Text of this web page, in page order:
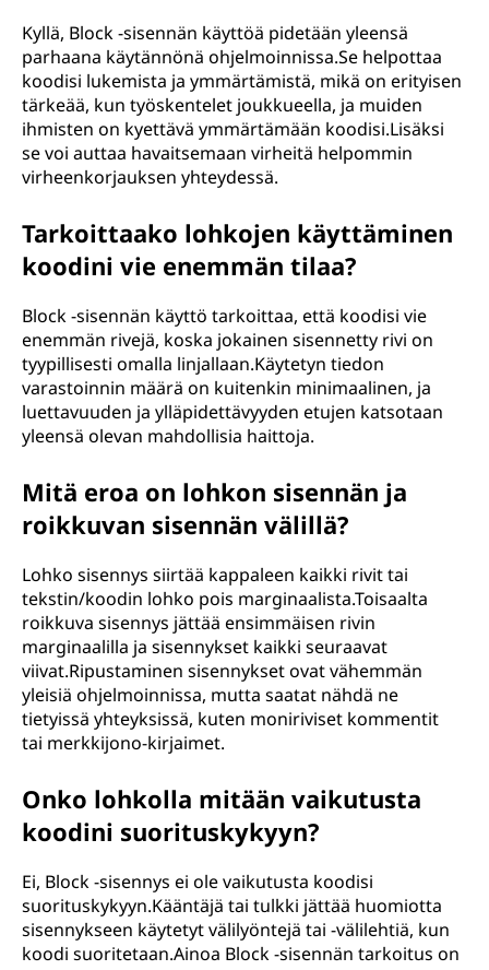
Kyllä, Block -sisennän käyttöä pidetään yleensä
parhaana käytännönä ohjelmoinnissa.Se helpottaa
koodisi lukemista ja ymmärtämistä, mikä on erityisen
tärkeää, kun työskentelet joukkueella, ja muiden
ihmisten on kyettävä ymmärtämään koodisi.Lisäksi
se voi auttaa havaitsemaan virheitä helpommin
virheenkorjauksen yhteydessä.
Tarkoittaako lohkojen käyttäminen
koodini vie enemmän tilaa?
Block -sisennän käyttö tarkoittaa, että koodisi vie
enemmän rivejä, koska jokainen sisennetty rivi on
tyypillisesti omalla linjallaan.Käytetyn tiedon
varastoinnin määrä on kuitenkin minimaalinen, ja
luettavuuden ja ylläpidettävyyden etujen katsotaan
yleensä olevan mahdollisia haittoja.
Mitä eroa on lohkon sisennän ja
roikkuvan sisennän välillä?
Lohko sisennys siirtää kappaleen kaikki rivit tai
tekstin/koodin lohko pois marginaalista.Toisaalta
roikkuva sisennys jättää ensimmäisen rivin
marginaalilla ja sisennykset kaikki seuraavat
viivat.Ripustaminen sisennykset ovat vähemmän
yleisiä ohjelmoinnissa, mutta saatat nähdä ne
tietyissä yhteyksissä, kuten moniriviset kommentit
tai merkkijono-kirjaimet.
Onko lohkolla mitään vaikutusta
koodini suorituskykyyn?
Ei, Block -sisennys ei ole vaikutusta koodisi
suorituskykyyn.Kääntäjä tai tulkki jättää huomiotta
sisennykseen käytetyt välilyöntejä tai -välilehtiä, kun
koodi suoritetaan.Ainoa Block -sisennän tarkoitus on